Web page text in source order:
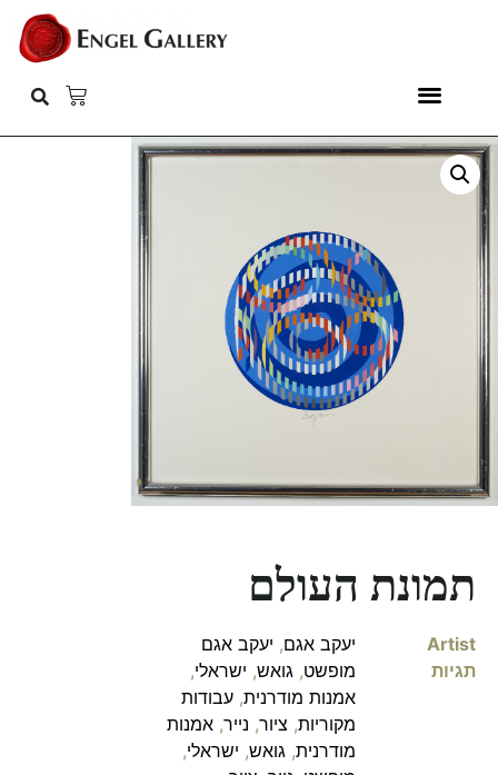
תמונת העולם
Artist יעקב אגם, יעקב אגם
תגיות
מופשט, גואש, ישראלי,
אמנות מודרנית, עבודות
מקוריות, ציור, נייר, אמנות
מודרנית, גואש, ישראלי,